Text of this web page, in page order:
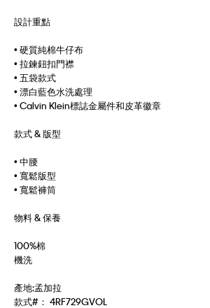
設計重點
• 硬質純棉牛仔布
• 拉鍊鈕扣門襟
• 五袋款式
• 漂白藍色水洗處理
• Calvin Klein標誌金屬件和皮革徽章
款式 & 版型
• 中腰
• 寬鬆版型
• 寬鬆褲筒
物料 & 保養
100%棉
機洗
產地:孟加拉
款式#： 4RF729GVOL